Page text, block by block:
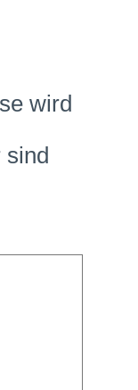
wird
sind